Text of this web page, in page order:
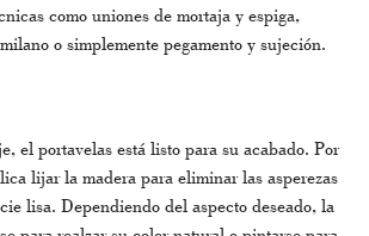
como uniones de mortaja y espiga,
o simplemente pegamento y sujeción.
el portavelas está listo para su acabado. Por
lijar la madera para eliminar las asperezas
lisa. Dependiendo del aspecto deseado, la